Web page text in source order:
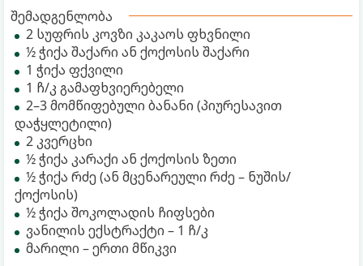
შემადგენლობა
2 სუფრის კოვზი კაკაოს ფხვნილი
½ ჭიქა შაქარი ან ქოქოსის შაქარი
1 ჭიქა ფქვილი
1 ჩ/კ გამაფხვიერებელი
2–3 მომწიფებული ბანანი (პიურესავით
დაჭყლეტილი)
2 კვერცხი
½ ჭიქა კარაქი ან ქოქოსის ზეთი
½ ჭიქა რძე (ან მცენარეული რძე – ნუშის/
ქოქოსის)
½ ჭიქა შოკოლადის ჩიფსები
ვანილის ექსტრაქტი – 1 ჩ/კ
მარილი – ერთი მწიკვი